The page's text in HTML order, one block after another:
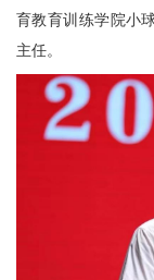
育教育训练学院小
主任。